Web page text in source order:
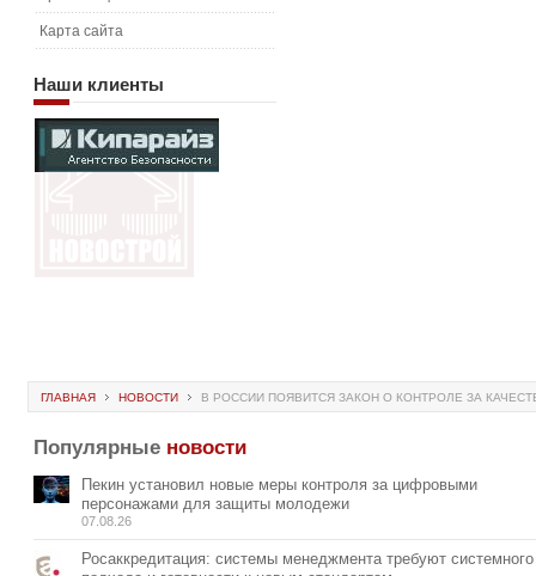
Карта сайта
Наши клиенты
ГЛАВНАЯ НОВОСТИ В РОССИИ ПОЯВИТСЯ ЗАКОН О КОНТРОЛЕ ЗА
Популярные новости
Пекин установил новые меры контроля за цифровыми
персонажами для защиты молодежи
07.08.26
Росаккредитация: системы менеджмента требуют системного